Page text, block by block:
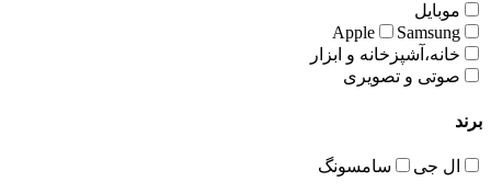
موبایل
Apple
Samsung
خانه،آشپزخانه و ابزار
صوتی و تصویری
برند
ال جی سامسونگ